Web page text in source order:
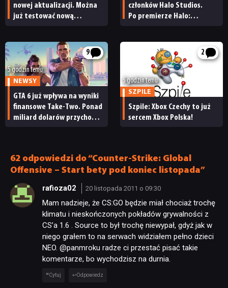
nowej aktualizacji. Można
już testować nową
członków Halo Studios.
Po premierze Halo:
9
5 godzin temu
NEWSY
GTA 6 już wpływa na wyniki
finansowe Take-Two. Ponad
miliard dolarów przychodu
2
5 godzin temu
SZPILE
Szpile: Xbox Czechy to już
sercem Xbox Polska!
62 odpowiedzi do “Counter-Strike: Global
Offensive – Start bety pod koniec listopada”
rafioza02 20 listopada 2011 o 09:30
Mam nadzieje, że CS:GO będzie miał chociaż trochę
klimatu i nieskończonych pokładów grywalności z
CS’a 1.6 . Source to był trochę niewypał, gdyż jak w
niego grałem to na serwach widziałem pełno dzieci
NEO. @panmroku radze ci przestać pisać takie
komentarze, bo wychodzisz na durnia.
Cytuj Odpowiedz